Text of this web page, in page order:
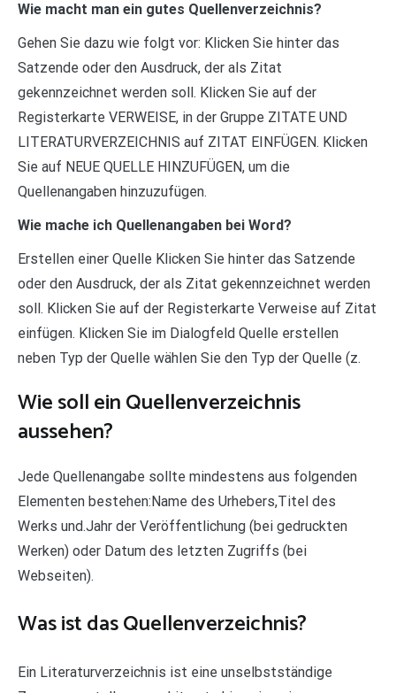
Wie macht man ein gutes Quellenverzeichnis?
Gehen Sie dazu wie folgt vor: Klicken Sie hinter das
Satzende oder den Ausdruck, der als Zitat
gekennzeichnet werden soll. Klicken Sie auf der
Registerkarte VERWEISE, in der Gruppe ZITATE UND
LITERATURVERZEICHNIS auf ZITAT EINFÜGEN. Klicken
Sie auf NEUE QUELLE HINZUFÜGEN, um die
Quellenangaben hinzuzufügen.
Wie mache ich Quellenangaben bei Word?
Erstellen einer Quelle Klicken Sie hinter das Satzende
oder den Ausdruck, der als Zitat gekennzeichnet werden
soll. Klicken Sie auf der Registerkarte Verweise auf Zitat
einfügen. Klicken Sie im Dialogfeld Quelle erstellen
neben Typ der Quelle wählen Sie den Typ der Quelle (z.
Wie soll ein Quellenverzeichnis
aussehen?
Jede Quellenangabe sollte mindestens aus folgenden
Elementen bestehen:Name des Urhebers,Titel des
Werks und.Jahr der Veröffentlichung (bei gedruckten
Werken) oder Datum des letzten Zugriffs (bei
Webseiten).
Was ist das Quellenverzeichnis?
Ein Literaturverzeichnis ist eine unselbstständige